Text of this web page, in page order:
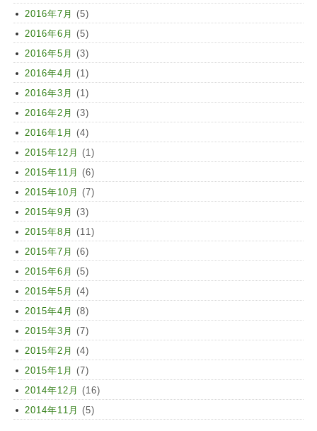
2016年7月 (5)
2016年6月 (5)
2016年5月 (3)
2016年4月 (1)
2016年3月 (1)
2016年2月 (3)
2016年1月 (4)
2015年12月 (1)
2015年11月 (6)
2015年10月 (7)
2015年9月 (3)
2015年8月 (11)
2015年7月 (6)
2015年6月 (5)
2015年5月 (4)
2015年4月 (8)
2015年3月 (7)
2015年2月 (4)
2015年1月 (7)
2014年12月 (16)
2014年11月 (5)